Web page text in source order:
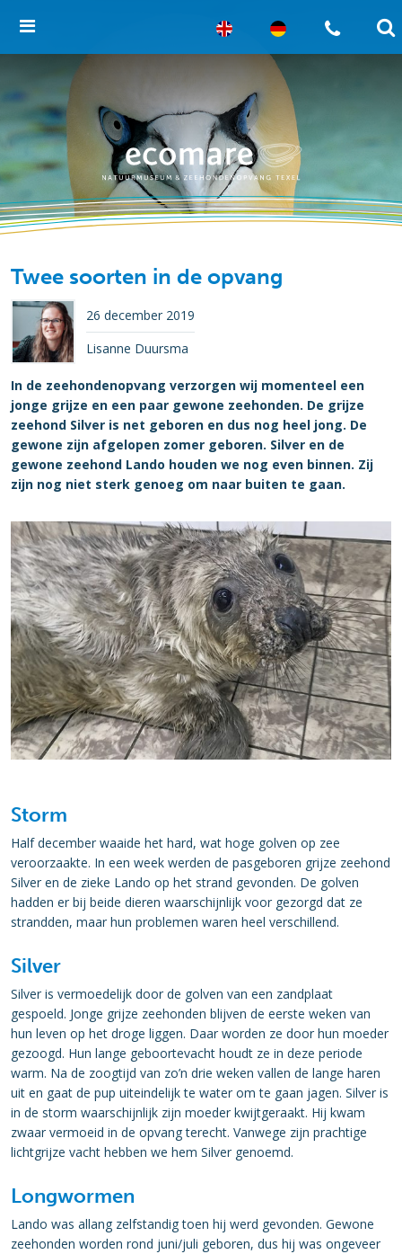
Twee soorten in de opvang
26 december 2019
Lisanne Duursma
In de zeehondenopvang verzorgen wij momenteel een
jonge grijze en een paar gewone zeehonden. De grijze
zeehond Silver is net geboren en dus nog heel jong. De
gewone zijn afgelopen zomer geboren. Silver en de
gewone zeehond Lando houden we nog even binnen. Zij
zijn nog niet sterk genoeg om naar buiten te gaan.
Storm
Half december waaide het hard, wat hoge golven op zee
veroorzaakte. In een week werden de pasgeboren grijze zeehond
Silver en de zieke Lando op het strand gevonden. De golven
hadden er bij beide dieren waarschijnlijk voor gezorgd dat ze
strandden, maar hun problemen waren heel verschillend.
Silver
Silver is vermoedelijk door de golven van een zandplaat
gespoeld. Jonge grijze zeehonden blijven de eerste weken van
hun leven op het droge liggen. Daar worden ze door hun moeder
gezoogd. Hun lange geboortevacht houdt ze in deze periode
warm. Na de zoogtijd van zo’n drie weken vallen de lange haren
uit en gaat de pup uiteindelijk te water om te gaan jagen. Silver is
in de storm waarschijnlijk zijn moeder kwijtgeraakt. Hij kwam
zwaar vermoeid in de opvang terecht. Vanwege zijn prachtige
lichtgrijze vacht hebben we hem Silver genoemd.
Longwormen
Lando was allang zelfstandig toen hij werd gevonden. Gewone
zeehonden worden rond juni/juli geboren, dus hij was ongeveer